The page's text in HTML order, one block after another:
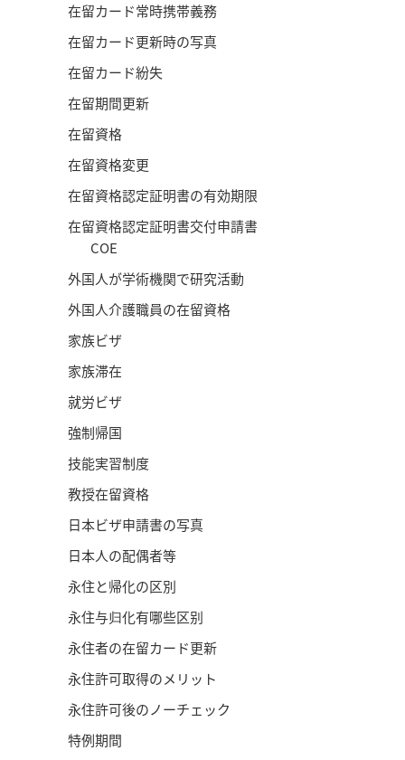
在留カード常時携帯義務
在留カード更新時の写真
在留カード紛失
在留期間更新
在留資格
在留資格変更
在留資格認定証明書の有効期限
在留資格認定証明書交付申請書
COE
外国人が学術機関で研究活動
外国人介護職員の在留資格
家族ビザ
家族滞在
就労ビザ
強制帰国
技能実習制度
教授在留資格
日本ビザ申請書の写真
日本人の配偶者等
永住と帰化の区別
永住与归化有哪些区别
永住者の在留カード更新
永住許可取得のメリット
永住許可後のノーチェック
特例期間